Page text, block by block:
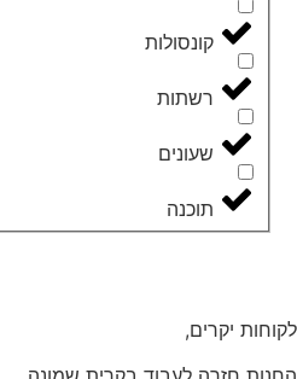
קונסולות
רשתות
שעונים
תוכנה
לקוחות יקרים,